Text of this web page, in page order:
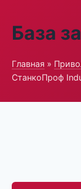
База
Главная »
СтанкоПроф